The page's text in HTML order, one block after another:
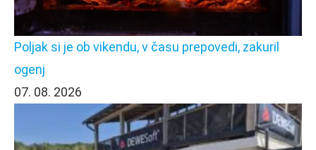
Poljak si je ob vikendu, v času prepovedi, zakuril
ogenj
07. 08. 2026